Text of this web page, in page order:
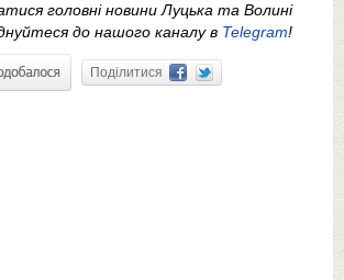
головні новини Луцька та Волині
до нашого каналу в Telegram!
Поділитися